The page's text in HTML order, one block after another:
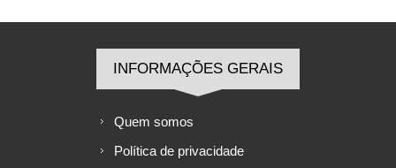
INFORMAÇÕES GERAIS
Quem somos
Política de privacidade